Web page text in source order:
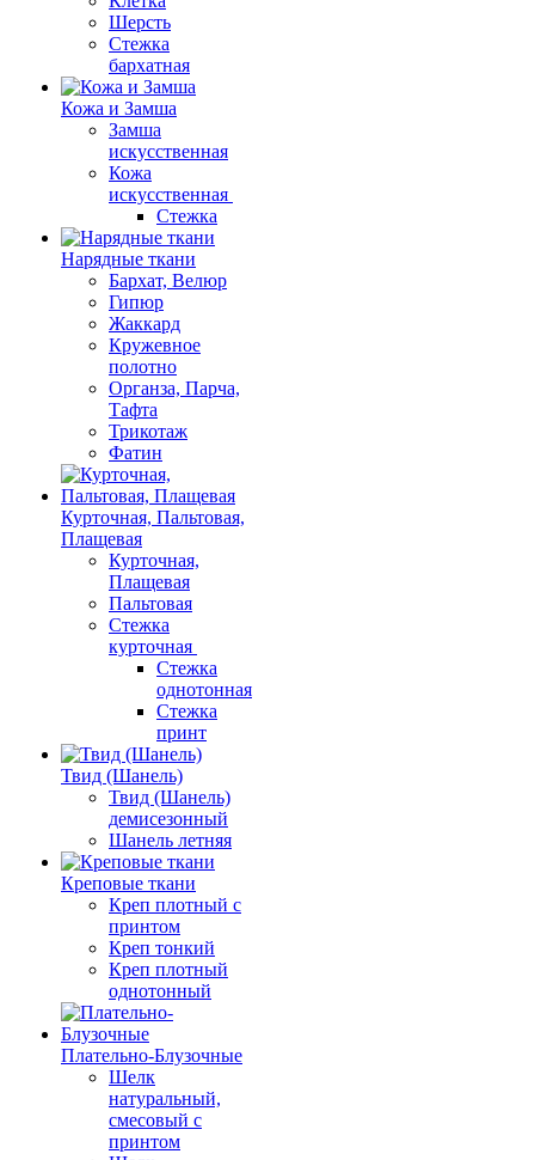
Шерсть
Стежка
бархатная
Кожа и Замша
Замша
искусственная
Кожа
искусственная
Стежка
Нарядные ткани
Бархат, Велюр
Гипюр
Жаккард
Кружевное
полотно
Органза, Парча,
Тафта
Трикотаж
Фатин
Курточная, Пальтовая,
Плащевая
Курточная,
Плащевая
Пальтовая
Стежка
курточная
Стежка
однотонная
Стежка
принт
Твид (Шанель)
Твид (Шанель)
демисезонный
Шанель летняя
Креповые ткани
Креп плотный с
принтом
Креп тонкий
Креп плотный
однотонный
Плательно-Блузочные
Шелк
натуральный,
смесовый с
принтом